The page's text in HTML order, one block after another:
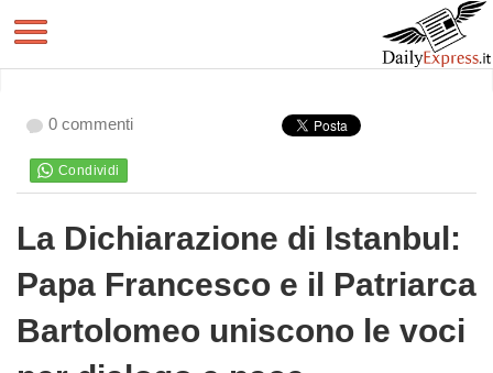
0 commenti
La Dichiarazione di Istanbul:
Papa Francesco e il Patriarca
Bartolomeo uniscono le voci